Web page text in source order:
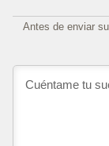
Antes de enviar